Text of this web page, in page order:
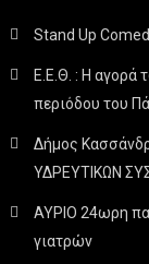
Stand Up
Ε.Ε.Θ. : Η αγορά
περιόδου του
Δήμος
ΥΔΡΕΥΤΙΚΩΝ
ΑΥΡΙΟ 24ωρη
γιατρών